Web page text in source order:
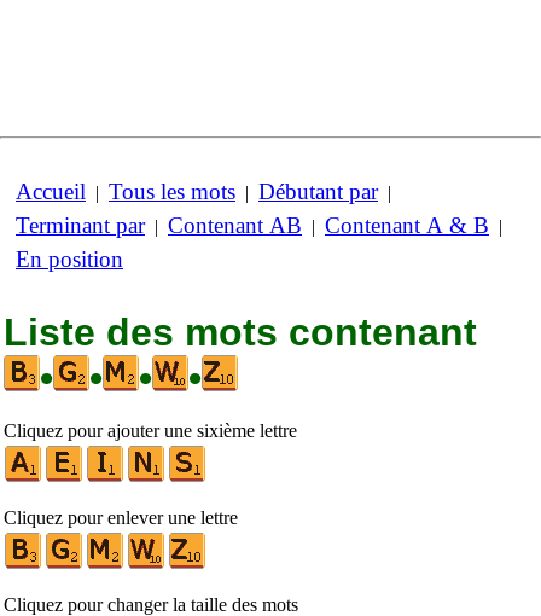
Accueil | Tous les mots | Débutant par|
Terminant par| Contenant AB | Contenant A & B |
En position
Liste des mots contenant
•
• • •
Cliquez pour ajouter une sixième lettre
Cliquez pour enlever une lettre
Cliquez pour changer la taille des mots